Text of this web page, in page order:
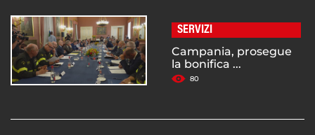
SERVIZI
Campania, prosegue
la bonifica ...
80